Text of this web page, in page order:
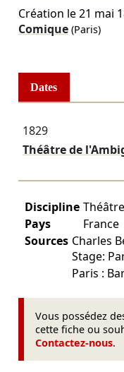
Création le21 mai
Comique(Paris)
Dates
1829
Théâtre de
Discipline Théâtre
Pays
France
Sources Charles
Stage:
Paris :
Vous possédez
cette fiche ou
Contactez-nous.